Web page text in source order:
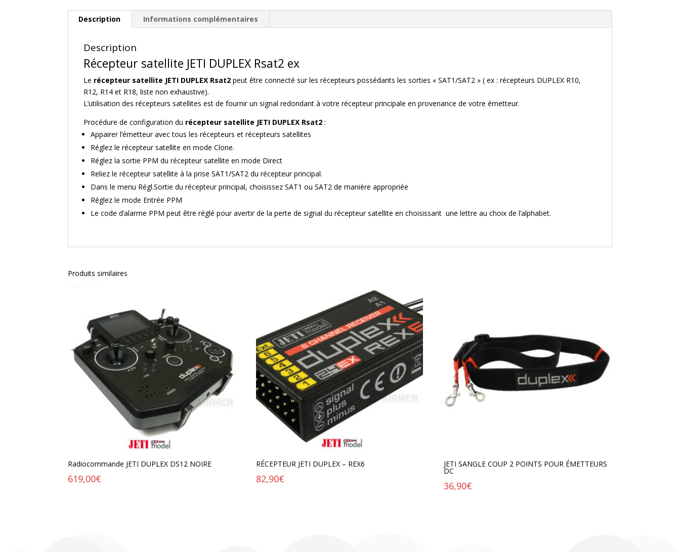
Description Informations complémentaires
Description
Récepteur satellite JETI DUPLEX Rsat2 ex
Le récepteur satellite JETI DUPLEX Rsat2peut être connecté sur les récepteurs possédants les sorties « SAT1/SAT2 » ( ex : récepteurs DUPLEX R10,
R12, R14 et R18, liste non exhaustive).
L’utilisation des récepteurs satellites est de fournir un signal redondant à votre récepteur principale en provenance de votre émetteur.
Procédure de configuration du récepteur satellite JETI DUPLEX Rsat2:
Appairer l’émetteur avec tous les récepteurs et récepteurs satellites
Réglez le récepteur satellite en mode Clone.
Réglez la sortie PPM du récepteur satellite en mode Direct
Reliez le récepteur satellite à la prise SAT1/SAT2 du récepteur principal.
Dans le menu Régl.Sortie du récepteur principal, choisissez SAT1 ou SAT2 de manière appropriée
Réglez le mode Entrée PPM
Le code d’alarme PPM peut être réglé pour avertir de la perte de signal du récepteur satellite en choisissant une lettre au choix de l’alphabet.
Produits similaires
Radiocommande JETI DUPLEX DS12 NOIRE
619,00€
RÉCEPTEUR JETI DUPLEX – REX6
82,90€
JETI SANGLE COUP 2 POINTS POUR ÉMETTEURS
DC
36,90€